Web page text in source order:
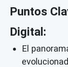
Puntos
Digital:
El